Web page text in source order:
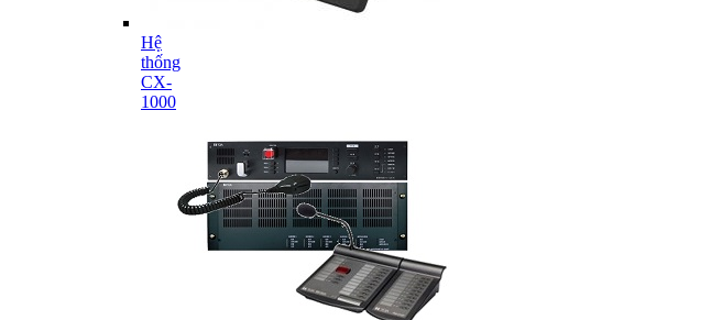
Hệ
thống
CX-
1000